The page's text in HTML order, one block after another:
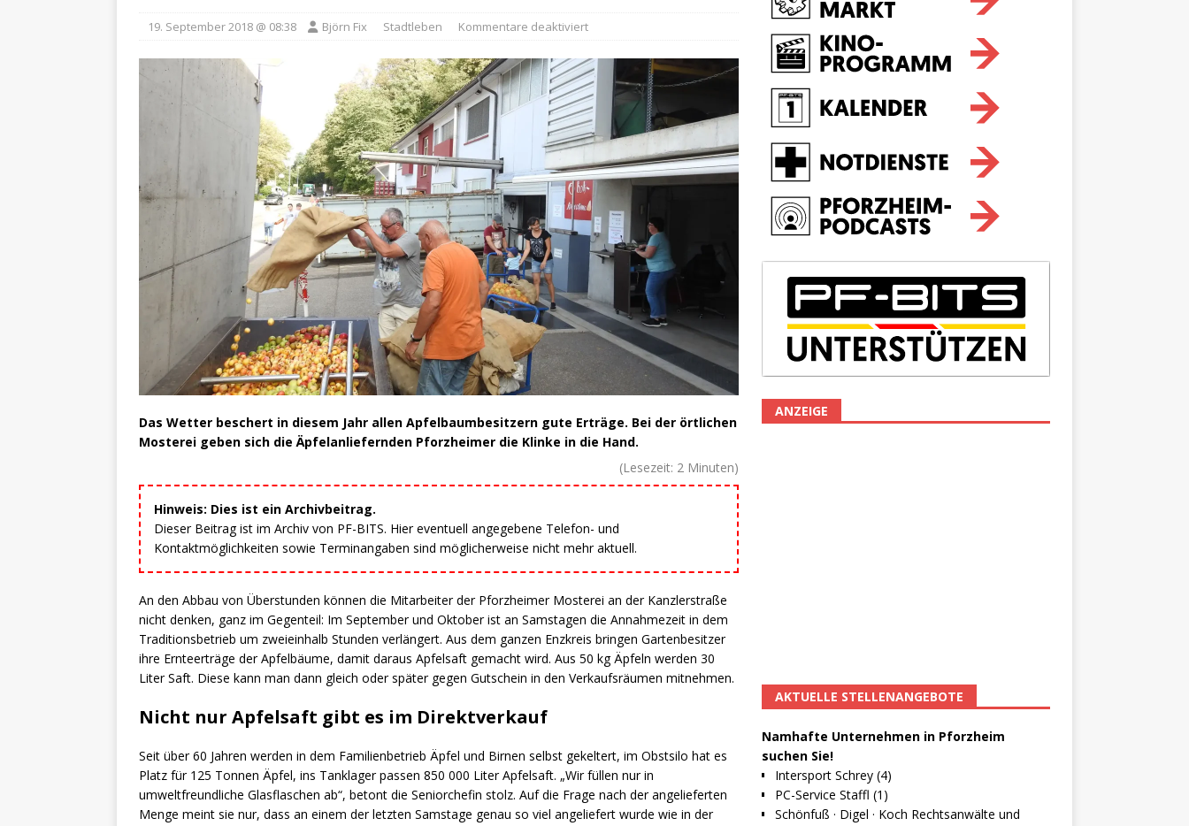
19. September 2018 @ 08:38 Björn Fix Stadtleben Kommentare deaktiviert
Das Wetter beschert in diesem Jahr allen Apfelbaumbesitzern gute Erträge. Bei der örtlichen
Mosterei geben sich die Äpfelanliefernden Pforzheimer die Klinke in die Hand.
(Lesezeit: 2 Minuten)
Hinweis: Dies ist ein Archivbeitrag.
Dieser Beitrag ist im Archiv von PF-BITS. Hier eventuell angegebene Telefon- und
Kontaktmöglichkeiten sowie Terminangaben sind möglicherweise nicht mehr aktuell.
An den Abbau von Überstunden können die Mitarbeiter der Pforzheimer Mosterei an der Kanzlerstraße
nicht denken, ganz im Gegenteil: Im September und Oktober ist an Samstagen die Annahmezeit in dem
Traditionsbetrieb um zweieinhalb Stunden verlängert. Aus dem ganzen Enzkreis bringen Gartenbesitzer
ihre Ernteerträge der Apfelbäume, damit daraus Apfelsaft gemacht wird. Aus 50 kg Äpfeln werden 30
Liter Saft. Diese kann man dann gleich oder später gegen Gutschein in den Verkaufsräumen mitnehmen.
Nicht nur Apfelsaft gibt es im Direktverkauf
Seit über 60 Jahren werden in dem Familienbetrieb Äpfel und Birnen selbst gekeltert, im Obstsilo hat es
Platz für 125 Tonnen Äpfel, ins Tanklager passen 850 000 Liter Apfelsaft. „Wir füllen nur in
umweltfreundliche Glasflaschen ab“, betont die Seniorchefin stolz. Auf die Frage nach der angelieferten
Menge meint sie nur, dass an einem der letzten Samstage genau so viel angeliefert wurde wie in der
ANZEIGE
AKTUELLE STELLENANGEBOTE
Namhafte Unternehmen in Pforzheim
suchen Sie!
Intersport Schrey (4)
PC-Service Staffl (1)
Schönfuß · Digel · Koch Rechtsanwälte und